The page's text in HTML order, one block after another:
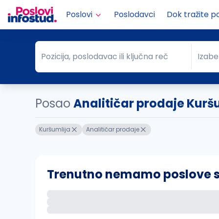
Poslovi Poslodavci Dok tražite
Pozicija, poslodavac ili ključna reč
Pozicija, poslodavac ili ključna reč Grad
PosaoAnalitičar prodaje
Kuršumlija Analitičar prodaje
Trenutno nemamo poslove